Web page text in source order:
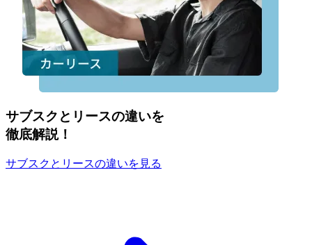
サブスクとリースの違いを
徹底解説！
サブスクとリースの違いを見る